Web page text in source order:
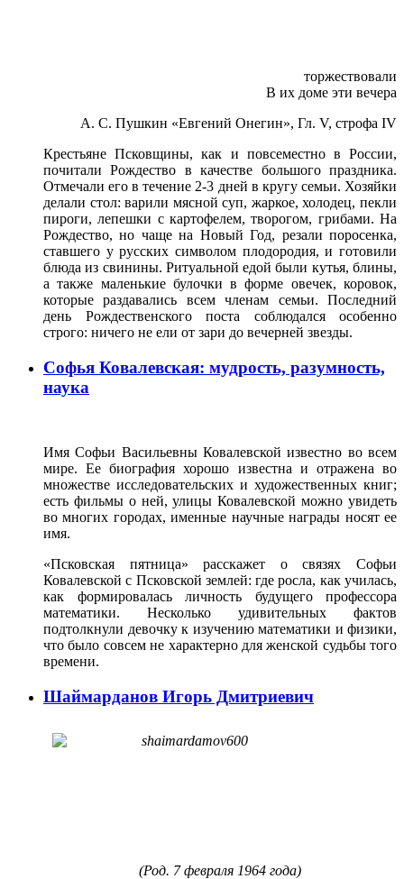
торжествовали
В их доме эти вечера
А. С. Пушкин «Евгений Онегин», Гл. V, строфа IV
Крестьяне Псковщины, как и повсеместно в России,
почитали Рождество в качестве большого праздника.
Отмечали его в течение 2-3 дней в кругу семьи. Хозяйки
делали стол: варили мясной суп, жаркое, холодец, пекли
пироги, лепешки с картофелем, творогом, грибами. На
Рождество, но чаще на Новый Год, резали поросенка,
ставшего у русских символом плодородия, и готовили
блюда из свинины. Ритуальной едой были кутья, блины,
а также маленькие булочки в форме овечек, коровок,
которые раздавались всем членам семьи. Последний
день Рождественского поста соблюдался особенно
строго: ничего не ели от зари до вечерней звезды.
Софья Ковалевская: мудрость, разумность,
наука
Имя Софьи Васильевны Ковалевской известно во всем
мире. Ее биография хорошо известна и отражена во
множестве исследовательских и художественных книг;
есть фильмы о ней, улицы Ковалевской можно увидеть
во многих городах, именные научные награды носят ее
имя.
«Псковская пятница» расскажет о связях Софьи
Ковалевской с Псковской землей: где росла, как училась,
как формировалась личность будущего профессора
математики. Несколько удивительных фактов
подтолкнули девочку к изучению математики и физики,
что было совсем не характерно для женской судьбы того
времени.
Шаймарданов Игорь Дмитриевич
(Род. 7 февраля 1964 года)